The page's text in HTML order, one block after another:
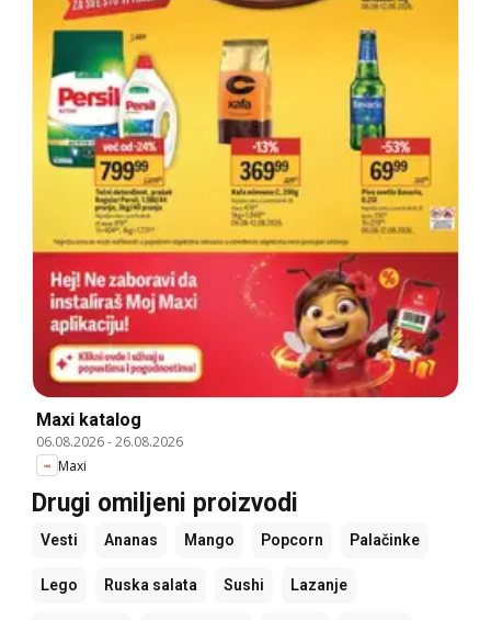
Maxi katalog
06.08.2026-26.08.2026
Maxi
Drugi omiljeni proizvodi
Vesti Ananas Mango Popcorn Palačinke
Lego Ruska salata Sushi Lazanje